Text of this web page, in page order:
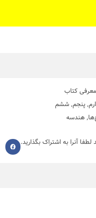
معرفی کتاب
,پنجم,ششم
,هندسه
آنرا به اشتراک بگذارید.